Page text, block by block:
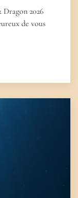
2026
de vous